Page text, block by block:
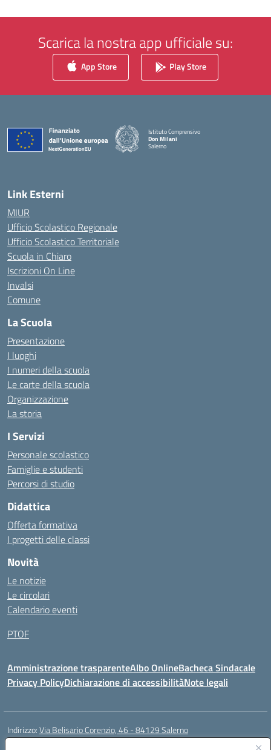
Scarica la nostra app ufficiale su:
App Store Play Store
Istituto Comprensivo
Don Milani
Salerno
Link Esterni
MIUR
Ufficio Scolastico Regionale
Ufficio Scolastico Territoriale
Scuola in Chiaro
Iscrizioni On Line
Invalsi
Comune
La Scuola
Presentazione
I luoghi
I numeri della scuola
Le carte della scuola
Organizzazione
La storia
I Servizi
Personale scolastico
Famiglie e studenti
Percorsi di studio
Didattica
Offerta formativa
I progetti delle classi
Novità
Le notizie
Le circolari
Calendario eventi
PTOF
Amministrazione trasparenteAlbo OnlineBacheca Sindacale
Privacy PolicyDichiarazione di accessibilitàNote legali
Indirizzo:Via Belisario Corenzio, 46 - 84129 Salerno
Centralino: